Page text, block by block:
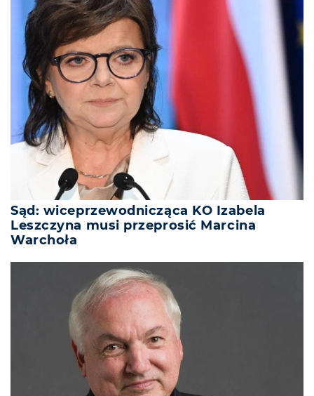
Sąd: wiceprzewodnicząca KO Izabela
Leszczyna musi przeprosić Marcina
Warchoła